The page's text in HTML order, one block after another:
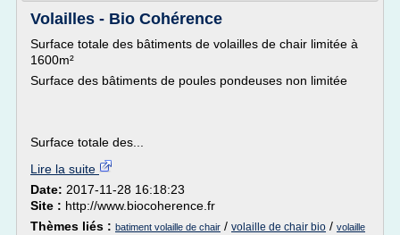
Volailles - Bio Cohérence
Surface totale des bâtiments de volailles de chair limitée à
1600m²
Surface des bâtiments de poules pondeuses non limitée
Surface totale des...
Lire la suite
Date: 2017-11-28 16:18:23
Site : http://www.biocoherence.fr
Thèmes liés : batiment volaille de chair / volaille de chair bio / volaille